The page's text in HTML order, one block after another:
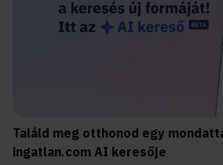
Találd meg otthonod egy
ingatlan.com AI keresője